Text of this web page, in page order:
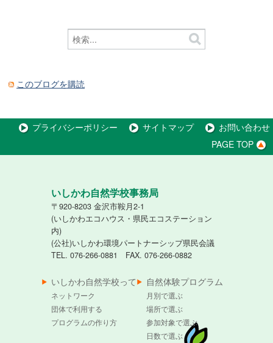
このブログを購読
プライバシーポリシー サイトマップ
お問い合わせ
PAGE TOP
いしかわ自然学校事務局
〒920-8203 金沢市鞍月2-1
(いしかわエコハウス・県民エコステーション
内)
(公社)いしかわ環境パートナーシップ県民会議
TEL. 076-266-0881 FAX. 076-266-0882
いしかわ自然学校って
ネットワーク
団体で利用する
プログラムの作り方
自然体験プログラム
月別で選ぶ
場所で選ぶ
参加対象で選ぶ
日数で選ぶ